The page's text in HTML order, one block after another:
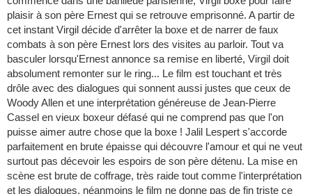
plaisir à son père Ernest qui se retrouve emprisonné. A partir de
cet instant Virgil décide d'arrêter la boxe et de narrer de faux
combats à son père Ernest lors des visites au parloir. Tout va
basculer lorsqu'Ernest annonce sa remise en liberté, Virgil doit
absolument remonter sur le ring... Le film est touchant et très
drôle avec des dialogues qui sonnent aussi justes que ceux de
Woody Allen et une interprétation généreuse de Jean-Pierre
Cassel en vieux boxeur défasé qui ne comprend pas que l'on
puisse aimer autre chose que la boxe ! Jalil Lespert s'accorde
parfaitement en brute épaisse qui découvre l'amour et qui ne veut
surtout pas décevoir les espoirs de son père détenu. La mise en
scène est brute de coffrage, très raide tout comme l'interprétation
et les dialogues, néanmoins le film ne donne pas de fin triste ce